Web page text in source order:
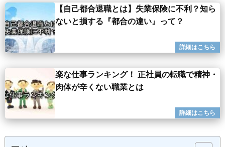
【自己都合退職とは】失業保険に不利？知ら
ないと損する『都合の違い』って？
楽な仕事ランキング！ 正社員の転職で精神・
肉体が辛くない職業とは